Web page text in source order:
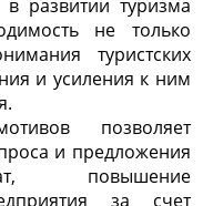
развитии туризма
не только
туристских
и усиления к ним
позволяет
и предложения
повышение
за счет